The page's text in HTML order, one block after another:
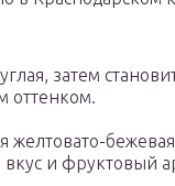
затем
оттенком.
желтовато-
вкус и фруктовый